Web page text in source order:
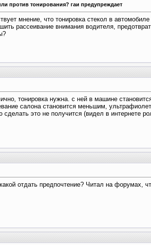
против тонирования? гаи предупреждает
мнение, что тонировка стекол в
рассеивание внимания водителя,
тонировка нужна. с ней в машине
салона становится меньшим,
сделать это не получится (видел в интернете
отдать предпочтение? Читал на форумах,